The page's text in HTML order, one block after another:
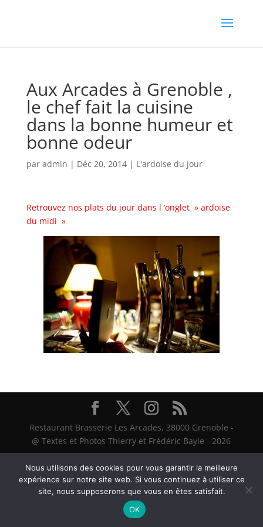
Aux Arcades à Grenoble ,
le chef fait la cuisine
dans la bonne humeur et
bonne odeur
par admin | Déc 20, 2014| L'ardoise du jour
Retrouvez nos plats du jour dans l ‘onglet » ardoise
du midi »
Restaurant Brasserie Les Arcades, 38000 Grenoble -
@ Textes et Photos Thierry et Frédéric Bayle - 2026
Nous utilisons des cookies pour vous garantir la meilleure
expérience sur notre site web. Si vous continuez à utiliser ce
site, nous supposerons que vous en êtes satisfait.
OK